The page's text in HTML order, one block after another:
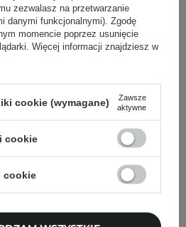
również
zezwalasz na przetwarzanie
danymi funkcjonalnymi). Zgodę
momencie poprzez usunięcie
Więcej informacji znajdziesz w
cookie (wymagane)
Zawsze
aktywne
cookie
cookie